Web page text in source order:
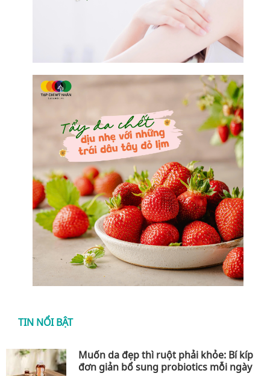
TIN NỔI BẬT
Muốn da đẹp thì ruột phải khỏe: Bí kíp
đơn giản bổ sung probiotics mỗi ngày